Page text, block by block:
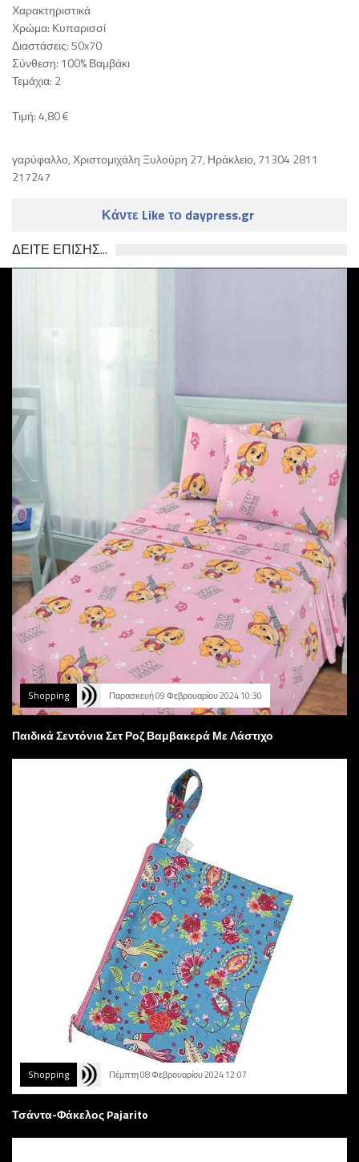
Χαρακτηριστικά
Χρώμα: Κυπαρισσί
Διαστάσεις: 50x70
Σύνθεση: 100% Βαμβάκι
Τεμάχια: 2
Τιμή: 4,80 €
γαρύφαλλο, Χριστομιχάλη Ξυλούρη 27, Ηράκλειο, 71304 2811
217247
Κάντε Like το daypress.gr
ΔΕΙΤΕ ΕΠΙΣΗΣ...
Shopping Παρασκευή 09 Φεβρουαρίου 2024 10:30
Παιδικά Σεντόνια Σετ Ροζ Βαμβακερά Με Λάστιχο
Shopping Πέμπτη 08 Φεβρουαρίου 2024 12:07
Τσάντα-Φάκελος Pajarito